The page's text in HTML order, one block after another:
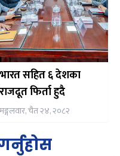
भारत सहित ६ देशका
राजदूत फिर्ता हुदै
मङ्गलवार, चैत २४, २०८२